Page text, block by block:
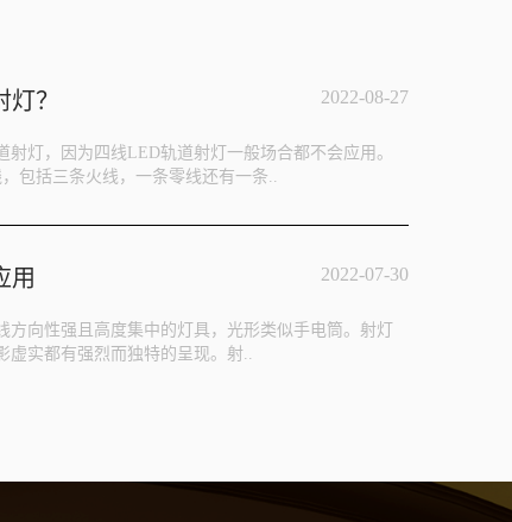
？ 2022-08-27
灯，因为四线LED轨道射灯一般场合都不会应用。
包括三条火线，一条零线还有一条..
用 2022-07-30
方向性强且高度集中的灯具，光形类似手电筒。射灯
实都有强烈而独特的呈现。射..